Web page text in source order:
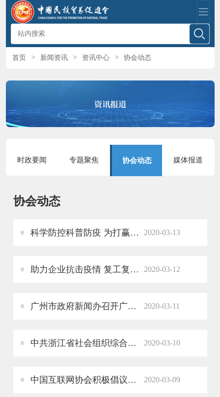
首页 > 新闻资讯 > 资讯中心 > 协会动态
时政要闻 专题聚焦 协会动态 媒体报道
协会动态
科学防控科普防疫 为打赢疫情防控阻击战贡献力量 2020-03-13
助力企业抗击疫情 复工复产 全国各级农业产业化龙头企业协会在行动 2020-03-12
广州市政府新闻办召开广州市社会组织疫情防控复工复产工作新闻通气会 2020-03-11
中共浙江省社会组织综合委员会印发《2020年全省社会组织综合党委党建工作要点》 2020-03-10
中国互联网协会积极倡议，引领行业正能量 2020-03-09